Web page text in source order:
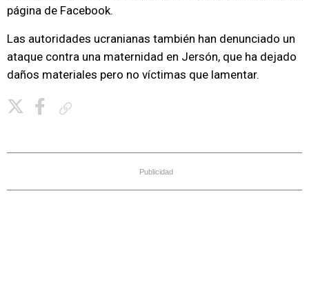
página de Facebook.
Las autoridades ucranianas también han denunciado un
ataque contra una maternidad en Jersón, que ha dejado
daños materiales pero no víctimas que lamentar.
Publicidad